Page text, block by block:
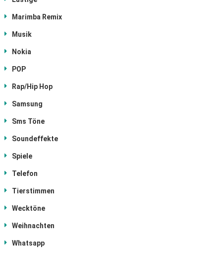
Marimba Remix
Musik
Nokia
POP
Rap/Hip Hop
Samsung
Sms Töne
Soundeffekte
Spiele
Telefon
Tierstimmen
Wecktöne
Weihnachten
Whatsapp